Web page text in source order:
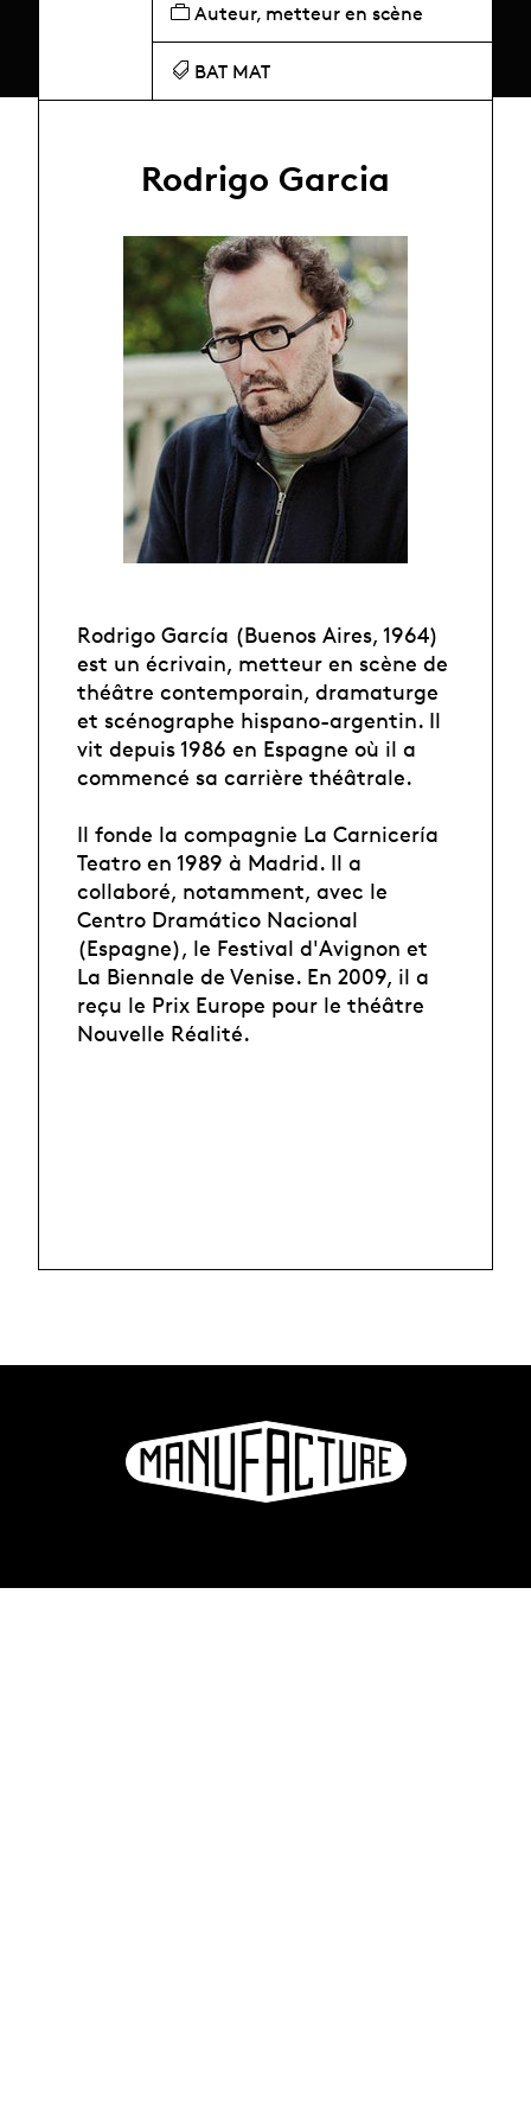
Auteur, metteur en scène
BAT MAT
Rodrigo Garcia
Rodrigo García (Buenos Aires, 1964)
est un écrivain, metteur en scène de
théâtre contemporain, dramaturge
et scénographe hispano-argentin. Il
vit depuis 1986 en Espagne où il a
commencé sa carrière théâtrale.
Il fonde la compagnie La Carnicería
Teatro en 1989 à Madrid. Il a
collaboré, notamment, avec le
Centro Dramático Nacional
(Espagne), le Festival d'Avignon et
La Biennale de Venise. En 2009, il a
reçu le Prix Europe pour le théâtre
Nouvelle Réalité.